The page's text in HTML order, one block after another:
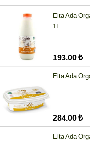
Elta Ada
1L
193.00 ₺
Elta Ada
284.00 ₺
Elta Ada